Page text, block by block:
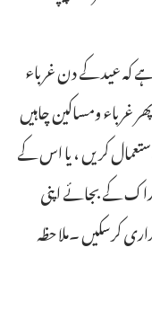
کہ عید کے دن غرباء
غرباء ومساکین چاہیں
کریں ، یا اس کے
کے بجائے اپنی
کرسکیں ۔ملاحظہ